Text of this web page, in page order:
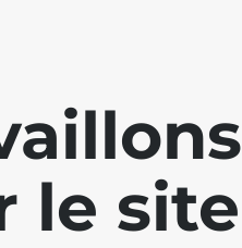
le site